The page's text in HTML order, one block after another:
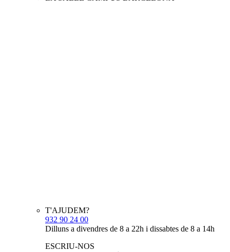
T'AJUDEM?
932 90 24 00
Dilluns a divendres de 8 a 22h i dissabtes de 8 a 14h
ESCRIU-NOS